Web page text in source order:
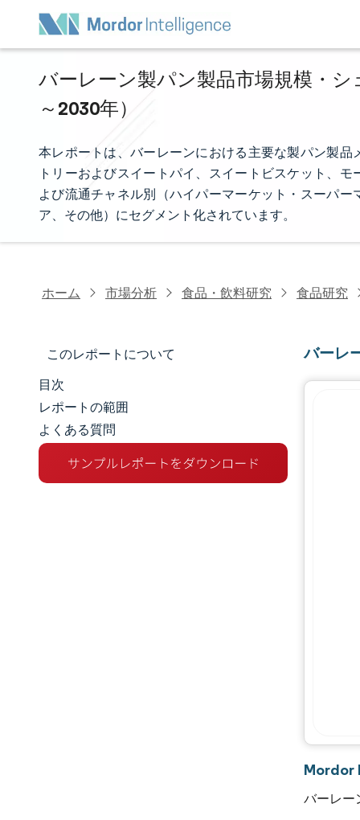
バーレーン製パン製品市場規模・
～2030年）
本レポートは、バーレーンにおける主要な製パン製
トリーおよびスイートパイ、スイートビスケット、
よび流通チャネル別（ハイパーマーケット・スーパ
ア、その他）にセグメント化されています。
ホーム 市場分析 食品・飲料研究 食品研究
このレポートについて
マーケットスナップショット
市場概要
主な市場動向
目次
レポートの範囲
よくある質問
バーレ
Mordor
バーレー